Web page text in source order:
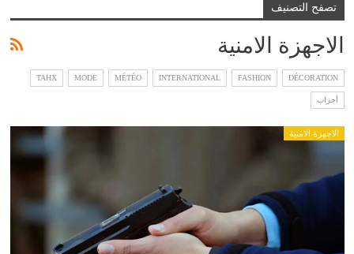
تصفح التصنيف
الاجهزة الامنية
DÉCORATION
FASHION
INTERNATIONAL
MÉTÉO
MODE
TAHX
أحزاب
الاجهزة الامنية